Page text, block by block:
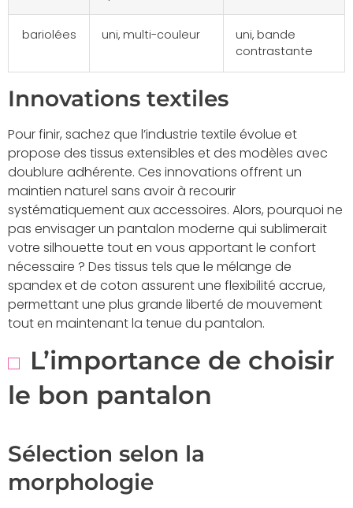
bariolées uni, multi-couleur
uni, bande
contrastante
Innovations textiles
Pour finir, sachez que l’industrie textile évolue et
propose des tissus extensibles et des modèles avec
doublure adhérente. Ces innovations offrent un
maintien naturel sans avoir à recourir
systématiquement aux accessoires. Alors, pourquoi ne
pas envisager un pantalon moderne qui sublimerait
votre silhouette tout en vous apportant le confort
nécessaire ? Des tissus tels que le mélange de
spandex et de coton assurent une flexibilité accrue,
permettant une plus grande liberté de mouvement
tout en maintenant la tenue du pantalon.
L’importance de choisir
le bon pantalon
Sélection selon la
morphologie